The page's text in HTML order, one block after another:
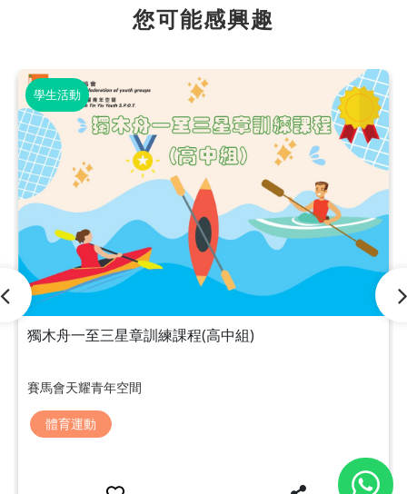
您可能感興趣
學生活動
獨木舟一至三星章訓練課程(高中組)
賽馬會天耀青年空間
體育運動